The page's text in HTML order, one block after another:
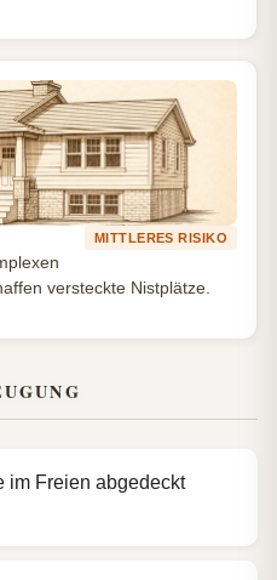
MITTLERES RISIKO
versteckte Nistplätze.
im Freien abgedeckt